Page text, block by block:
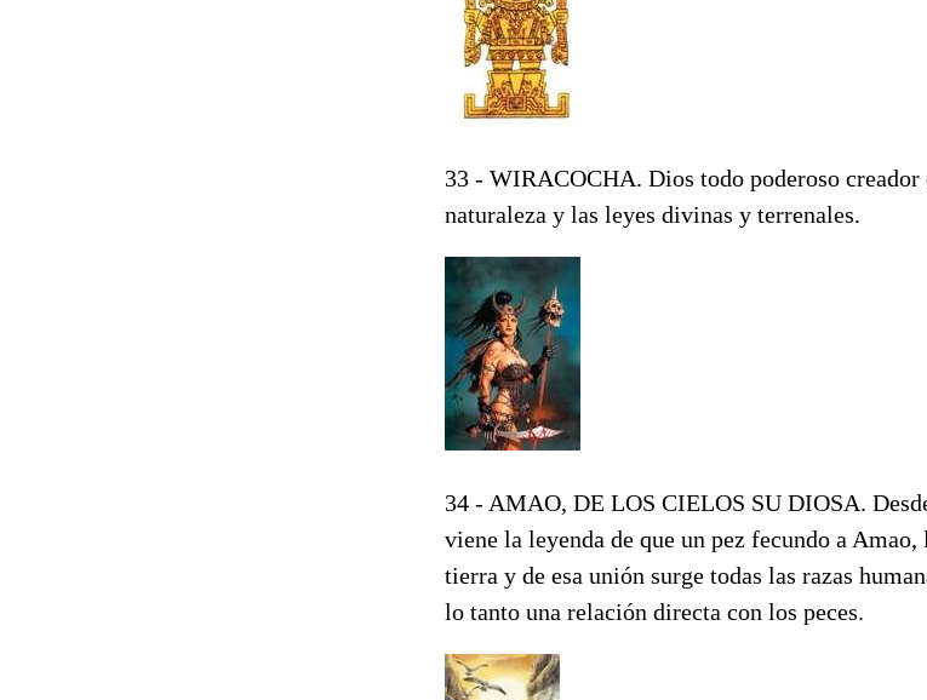
33 - WIRACOCHA. Dios todo poderoso creador
naturaleza y las leyes divinas y terrenales.
34 - AMAO, DE LOS CIELOS SU DIOSA.
viene la leyenda de que un pez fecundo a
tierra y de esa unión surge todas las razas
lo tanto una relación directa con los peces.